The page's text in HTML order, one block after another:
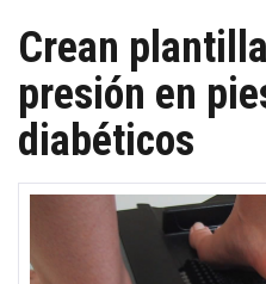
Crean
presión en
diabéticos